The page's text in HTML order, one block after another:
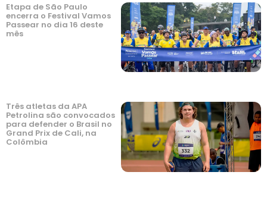
Etapa de São Paulo
encerra o Festival Vamos
Passear no dia 16 deste
mês
Três atletas da APA
Petrolina são convocados
para defender o Brasil no
Grand Prix de Cali, na
Colômbia